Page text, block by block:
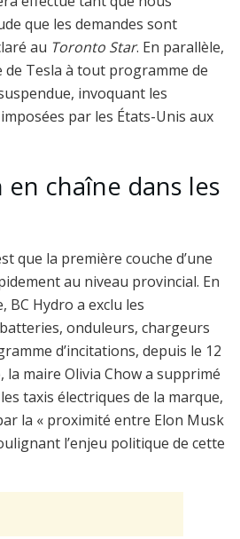
que les demandes sont
au Toronto Star. En parallèle,
Tesla à tout programme de
invoquant les
par les États-Unis aux
chaîne dans les
que la première couche d’une
au niveau provincial. En
Hydro a exclu les
onduleurs, chargeurs
d’incitations, depuis le 12
la maire Olivia Chow a supprimé
taxis électriques de la marque,
la « proximité entre Elon Musk
l’enjeu politique de cette